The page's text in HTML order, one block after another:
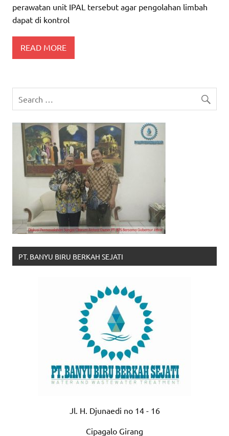
perawatan unit IPAL tersebut agar pengolahan limbah
dapat di kontrol
READ MORE
PT. BANYU BIRU BERKAH SEJATI
Jl. H. Djunaedi no 14 - 16
Cipagalo Girang